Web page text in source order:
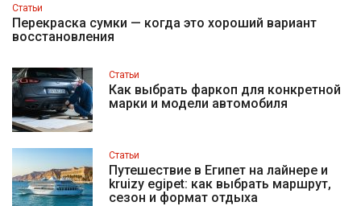
Статьи
Перекраска сумки — когда это хороший вариант
восстановления
Статьи
Как выбрать фаркоп для конкретной
марки и модели автомобиля
Статьи
Путешествие в Египет на лайнере и
kruizy egipet: как выбрать маршрут,
сезон и формат отдыха